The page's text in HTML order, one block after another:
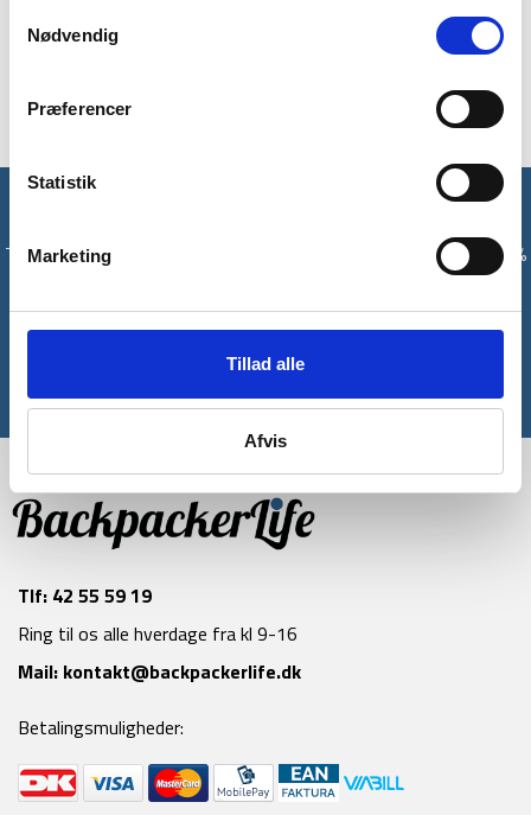
Nødvendig
Præferencer
Statistik
Marketing
Tillad alle
Afvis
Den letvægtige t-shirt er perfekt til varme dagsture og
Tilmeld dig vores nyhedsbrev og modtag med det samme en 10%
*Gælder ikke allerede nedsatte varer
Tlf: 42 55 59 19
Ring til os alle hverdage fra kl 9-16
Mail: kontakt@backpackerlife.dk
Betalingsmuligheder: